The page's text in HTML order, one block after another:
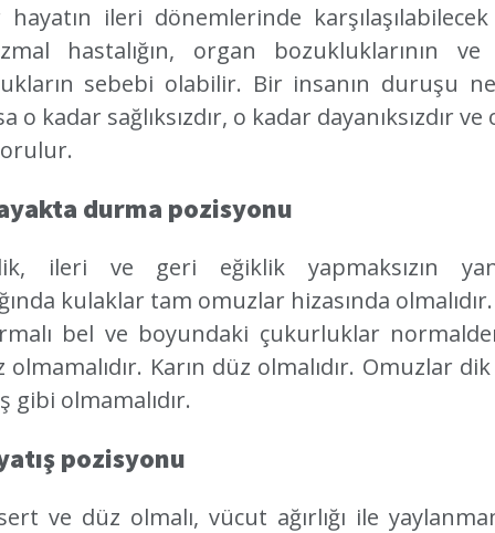
ileri dönemlerinde
hastalığın, organ bozukluklarının
sebebi olabilir. Bir insanın duruşu
o kadar sağlıksızdır, o kadar dayanıksızdır ve
durma pozisyonu
ileri ve geri eğiklik yapmaksızın
kulaklar tam omuzlar hizasında
bel ve boyundaki çukurluklar
olmamalıdır. Karın düz olmalıdır. Omuzlar
gibi olmamalıdır.
pozisyonu
ve düz olmalı, vücut ağırlığı ile